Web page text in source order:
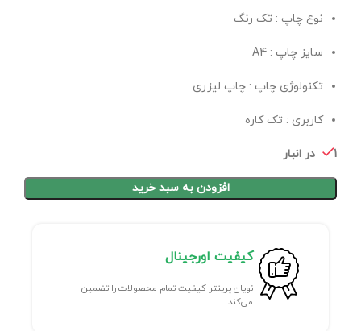
نوع چاپ : تک رنگ
سایز چاپ : A4
تکنولوژی چاپ : چاپ لیزری
کاربری : تک کاره
1 در انبار
افزودن به سبد خرید
کیفیت اورجینال
نویان پرینتر کیفیت تمام محصولات را تضمین
می‌کند